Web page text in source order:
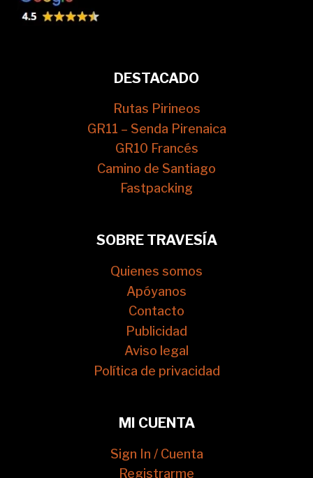
DESTACADO
Rutas Pirineos
GR11 – Senda Pirenaica
GR10 Francés
Camino de Santiago
Fastpacking
SOBRE TRAVESÍA
Quienes somos
Apóyanos
Contacto
Publicidad
Aviso legal
Política de privacidad
MI CUENTA
Sign In / Cuenta
Registrarme